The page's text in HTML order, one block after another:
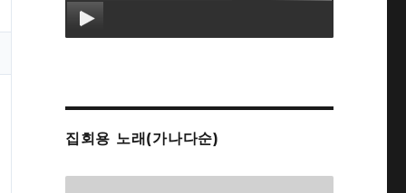
집회용 노래(가나다순)